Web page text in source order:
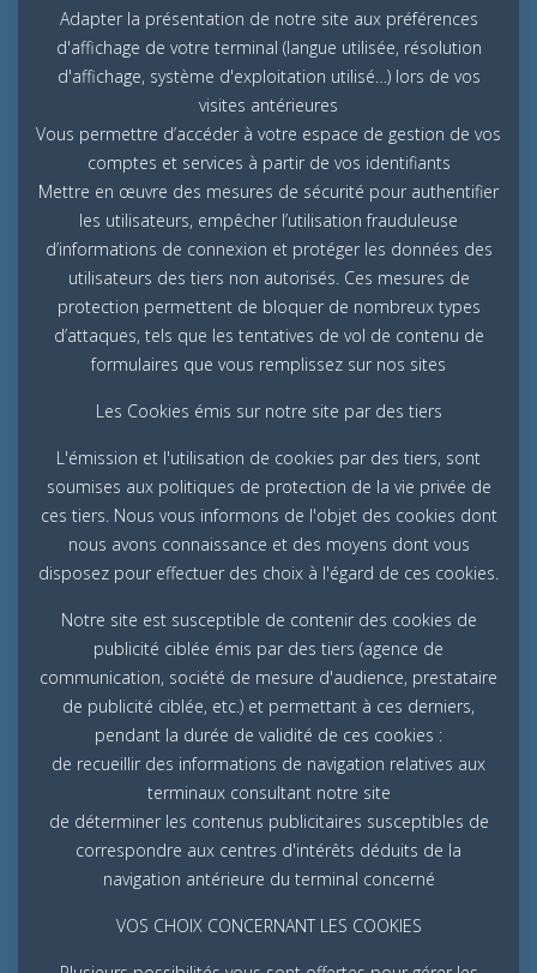
Adapter la présentation de notre site aux préférences
d'affichage de votre terminal (langue utilisée, résolution
d'affichage, système d'exploitation utilisé…) lors de vos
visites antérieures
Vous permettre d’accéder à votre espace de gestion de vos
comptes et services à partir de vos identifiants
Mettre en œuvre des mesures de sécurité pour authentifier
les utilisateurs, empêcher l’utilisation frauduleuse
d’informations de connexion et protéger les données des
utilisateurs des tiers non autorisés. Ces mesures de
protection permettent de bloquer de nombreux types
d’attaques, tels que les tentatives de vol de contenu de
formulaires que vous remplissez sur nos sites
Les Cookies émis sur notre site par des tiers
L'émission et l'utilisation de cookies par des tiers, sont
soumises aux politiques de protection de la vie privée de
ces tiers. Nous vous informons de l'objet des cookies dont
nous avons connaissance et des moyens dont vous
disposez pour effectuer des choix à l'égard de ces cookies.
Notre site est susceptible de contenir des cookies de
publicité ciblée émis par des tiers (agence de
communication, société de mesure d'audience, prestataire
de publicité ciblée, etc.) et permettant à ces derniers,
pendant la durée de validité de ces cookies :
de recueillir des informations de navigation relatives aux
terminaux consultant notre site
de déterminer les contenus publicitaires susceptibles de
correspondre aux centres d'intérêts déduits de la
navigation antérieure du terminal concerné
VOS CHOIX CONCERNANT LES COOKIES